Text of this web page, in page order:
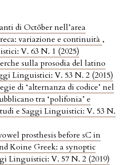
di Octōber nell’area
variazione e continuità ,
V. 63 N. 1 (2025)
sulla prosodia del latino
Linguistici: V. 53 N. 2 (2015)
di ‘alternanza di codice’ nel
tra ‘polifonia’ e
e Saggi Linguistici: V. 53 N.
prosthesis before sC in
Koine Greek: a synoptic
Linguistici: V. 57 N. 2 (2019)